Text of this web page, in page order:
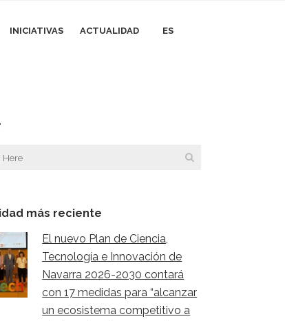
INICIATIVAS ACTUALIDAD ES
más reciente
El nuevo Plan de Ciencia,
Tecnología e Innovación de
Navarra 2026-2030 contará
con 17 medidas para “alcanzar
un ecosistema competitivo a